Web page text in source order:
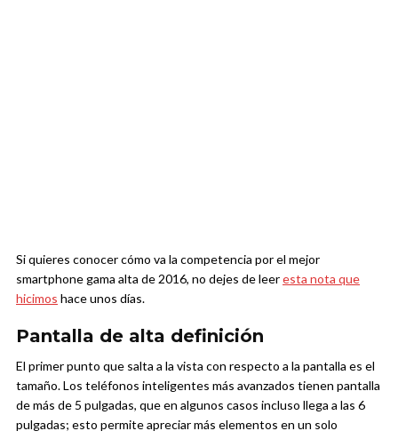
Si quieres conocer cómo va la competencia por el mejor
smartphone gama alta de 2016, no dejes de leeresta nota que
hicimos hace unos días.
Pantalla de alta definición
El primer punto que salta a la vista con respecto a la pantalla es el
tamaño. Los teléfonos inteligentes más avanzados tienen pantalla
de más de 5 pulgadas, que en algunos casos incluso llega a las 6
pulgadas; esto permite apreciar más elementos en un solo